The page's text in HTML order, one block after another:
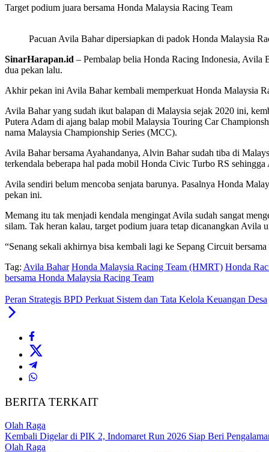
Target podium juara bersama Honda Malaysia Racing Team
Pacuan Avila Bahar dipersiapkan di padok Honda Malaysia
SinarHarapan.id – Pembalap belia Honda Racing Indonesia, Avila
dua pekan lalu.
Akhir pekan ini Avila Bahar kembali memperkuat Honda Malaysia
Avila Bahar yang sudah ikut balapan di Malaysia sejak 2020 ini,
Putera Adam di ajang balap mobil Malaysia Touring Car
nama Malaysia Championship Series (MCC).
Avila Bahar bersama Ayahandanya, Alvin Bahar sudah tiba di
terkendala beberapa hal pada mobil Honda Civic Turbo RS
Avila sendiri belum mencoba senjata barunya. Pasalnya Honda
pekan ini.
Memang itu tak menjadi kendala mengingat Avila sudah sangat
silam. Tak heran kalau, target podium juara tetap dicanangkan Avila
“Senang sekali akhirnya bisa kembali lagi ke Sepang Circuit
Tag: Avila Bahar Honda Malaysia Racing Team (HMRT) Honda
bersama Honda Malaysia Racing Team
Peran Strategis BPD Perkuat Sistem dan Tata Kelola Keuangan Desa
BERITA TERKAIT
Olah Raga
Kembali Digelar di PIK 2, Indomaret Run 2026 Siap Beri
Olah Raga